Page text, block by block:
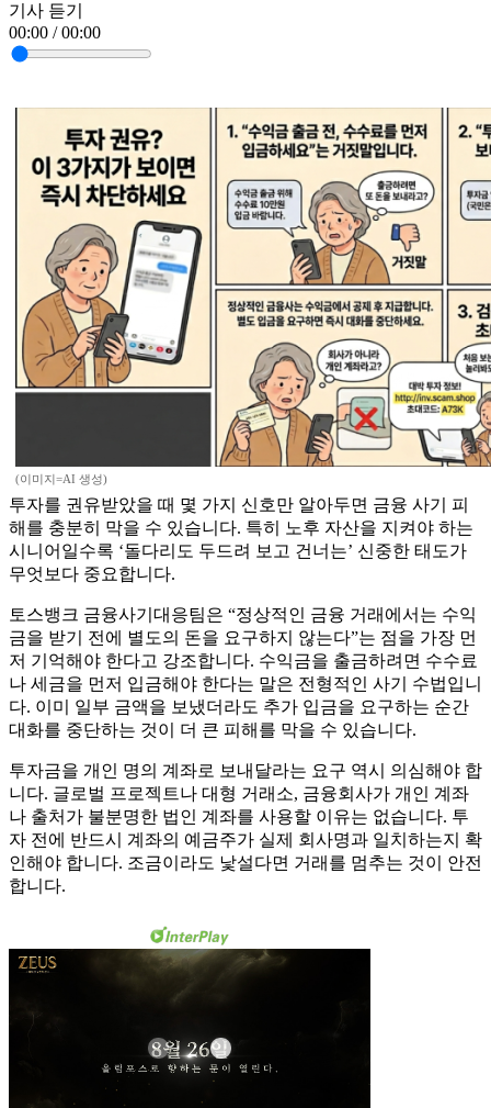
기사 듣기
00:00 / 00:00
(이미지=AI 생성)
투자를 권유받았을 때 몇 가지 신호만 알아두면 금융 사기 피
해를 충분히 막을 수 있습니다. 특히 노후 자산을 지켜야 하는
시니어일수록 ‘돌다리도 두드려 보고 건너는’ 신중한 태도가
무엇보다 중요합니다.
토스뱅크 금융사기대응팀은 “정상적인 금융 거래에서는 수익
금을 받기 전에 별도의 돈을 요구하지 않는다”는 점을 가장 먼
저 기억해야 한다고 강조합니다. 수익금을 출금하려면 수수료
나 세금을 먼저 입금해야 한다는 말은 전형적인 사기 수법입니
다. 이미 일부 금액을 보냈더라도 추가 입금을 요구하는 순간
대화를 중단하는 것이 더 큰 피해를 막을 수 있습니다.
투자금을 개인 명의 계좌로 보내달라는 요구 역시 의심해야 합
니다. 글로벌 프로젝트나 대형 거래소, 금융회사가 개인 계좌
나 출처가 불분명한 법인 계좌를 사용할 이유는 없습니다. 투
자 전에 반드시 계좌의 예금주가 실제 회사명과 일치하는지 확
인해야 합니다. 조금이라도 낯설다면 거래를 멈추는 것이 안전
합니다.